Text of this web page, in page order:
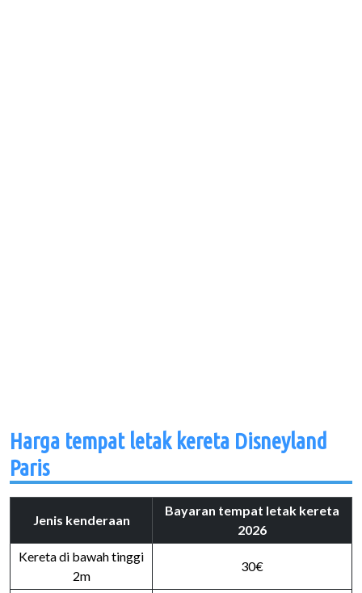
Harga tempat letak kereta Disneyland
Paris
Jenis kenderaan
Bayaran tempat letak kereta
2026
Kereta di bawah tinggi
2m
30€